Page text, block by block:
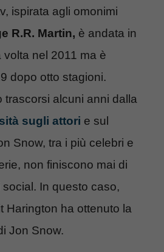
ispirata agli omonimi
R.R. Martin, è andata in
volta nel 2011 ma è
dopo otto stagioni.
trascorsi alcuni anni dalla
sugli attori e sul
Snow, tra i più celebri e
non finiscono mai di
In questo caso,
Harington ha ottenuto la
Jon Snow.